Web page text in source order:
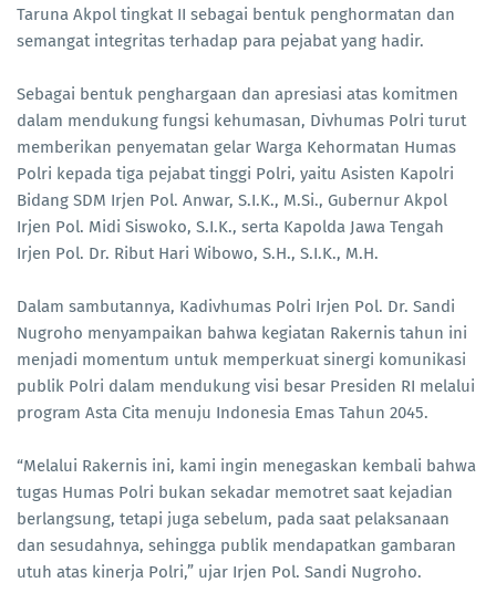
Taruna Akpol tingkat II sebagai bentuk penghormatan dan
semangat integritas terhadap para pejabat yang hadir.
Sebagai bentuk penghargaan dan apresiasi atas komitmen
dalam mendukung fungsi kehumasan, Divhumas Polri turut
memberikan penyematan gelar Warga Kehormatan Humas
Polri kepada tiga pejabat tinggi Polri, yaitu Asisten Kapolri
Bidang SDM Irjen Pol. Anwar, S.I.K., M.Si., Gubernur Akpol
Irjen Pol. Midi Siswoko, S.I.K., serta Kapolda Jawa Tengah
Irjen Pol. Dr. Ribut Hari Wibowo, S.H., S.I.K., M.H.
Dalam sambutannya, Kadivhumas Polri Irjen Pol. Dr. Sandi
Nugroho menyampaikan bahwa kegiatan Rakernis tahun ini
menjadi momentum untuk memperkuat sinergi komunikasi
publik Polri dalam mendukung visi besar Presiden RI melalui
program Asta Cita menuju Indonesia Emas Tahun 2045.
“Melalui Rakernis ini, kami ingin menegaskan kembali bahwa
tugas Humas Polri bukan sekadar memotret saat kejadian
berlangsung, tetapi juga sebelum, pada saat pelaksanaan
dan sesudahnya, sehingga publik mendapatkan gambaran
utuh atas kinerja Polri,” ujar Irjen Pol. Sandi Nugroho.